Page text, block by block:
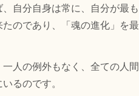
自分自身は常に、自分が最も
のであり、「魂の進化」を最
人の例外もなく、全ての人間
るのです。